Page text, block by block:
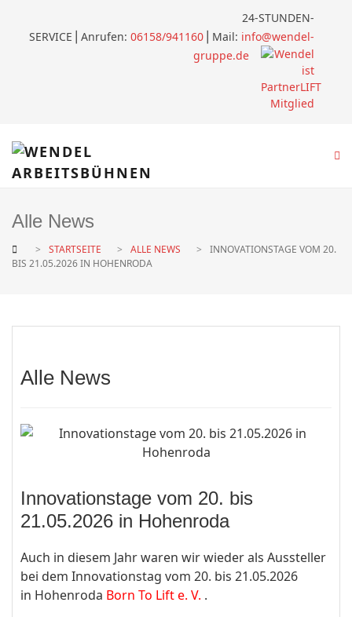
24-STUNDEN-
SERVICE
Anrufen: 06158/941160 ⎪Mail: info@wendel-
gruppe.de
Alle News
STARTSEITE ALLE NEWS
INNOVATIONSTAGE VOM 20.
BIS 21.05.2026 IN HOHENRODA
Alle News
Innovationstage vom 20. bis
21.05.2026 in Hohenroda
Auch in diesem Jahr waren wir wieder als Aussteller
bei dem Innovationstag vom 20. bis 21.05.2026
in Hohenroda Born To Lift e. V. .